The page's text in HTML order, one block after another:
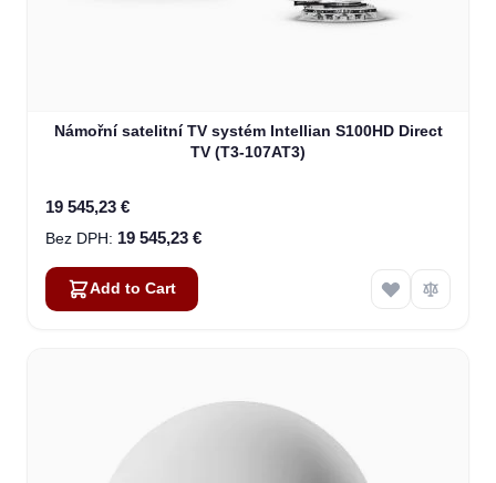
Námořní satelitní TV systém Intellian S100HD Direct
TV (T3-107AT3)
19 545,23 €
19 545,23 €
Add to Cart